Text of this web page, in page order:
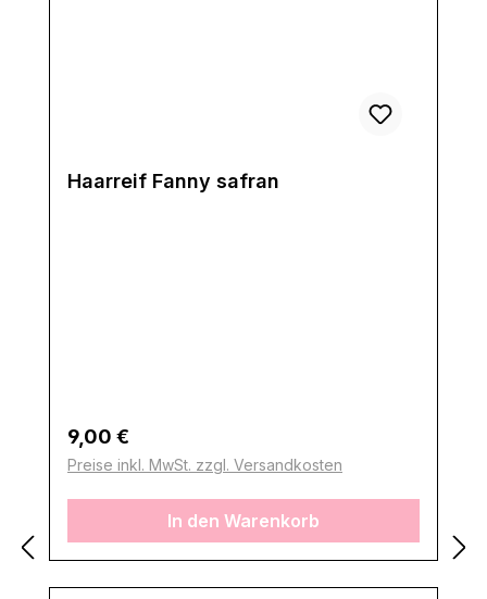
Haarreif Fanny safran
Regulärer Preis:
9,00 €
Preise inkl. MwSt. zzgl. Versandkosten
In den Warenkorb